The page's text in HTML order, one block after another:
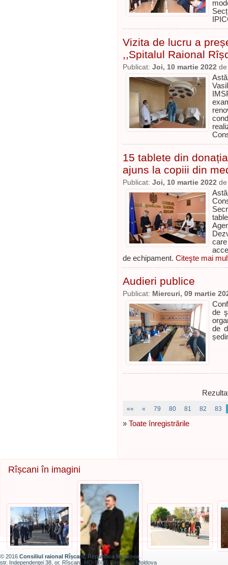
Vizita de lucru a
,,Spitalul Raional
Publicat: Joi, 10 martie 2022
15 tablete din
ajuns la copiii din
Publicat: Joi, 10 martie 2022
de echipament. Citeşte mai
Audieri publice
Publicat: Miercuri, 09 martie
de
de
«« « 79 80 81 82 83
» Toate înregistrările
Rîșcani în imagini
© 2016 Consiliul raional Rîșcani, Republica Moldova
str. Independenţei 38, or. Rîșcani, MD-5600, Republica Moldova